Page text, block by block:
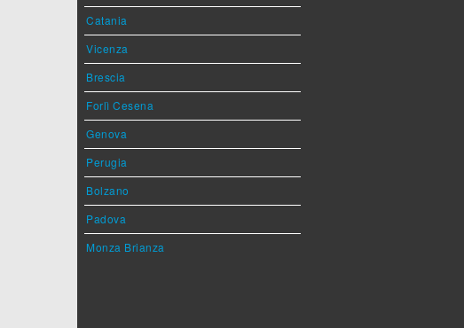
Catania
Vicenza
Brescia
Forlì Cesena
Genova
Perugia
Bolzano
Padova
Monza Brianza